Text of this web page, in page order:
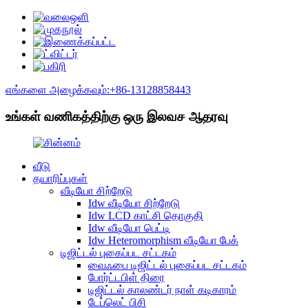
எங்களை அழைக்கவும்:+86-13128858443
உங்கள் வணிகத்திற்கு ஒரு இலவச ஆதரவு
வீடு
தயாரிப்புகள்
வீடியோ சிற்றேடு
Idw வீடியோ சிற்றேடு
Idw LCD காட்சி தொகுதி
Idw வீடியோ பெட்டி
Idw Heteromorphism வீடியோ பேக்
டிஜிட்டல் புகைப்பட சட்டகம்
வைஃபை டிஜிட்டல் புகைப்பட சட்டகம்
போர்ட்டபிள் திரை
டிஜிட்டல் காலண்டர் நாள் கடிகாரம்
டேப்லெட் பிசி